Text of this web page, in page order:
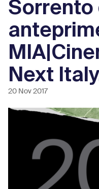
Sorrento
Next
20 Nov 2017